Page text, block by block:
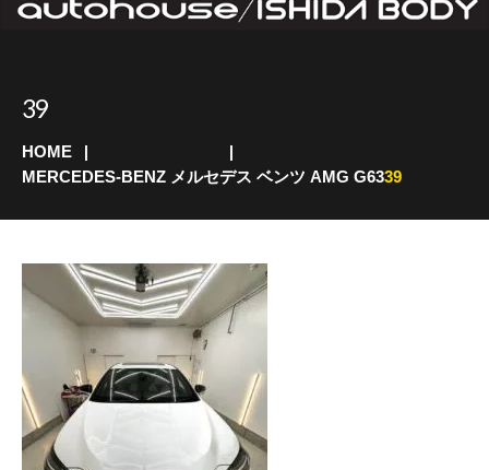
39
HOME
MERCEDES-BENZ メルセデス ベンツ AMG G6339